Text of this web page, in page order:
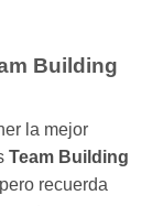
Building
la mejor
Team Building
pero recuerda